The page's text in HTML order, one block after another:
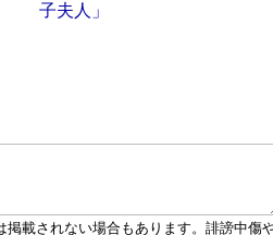
子夫人」